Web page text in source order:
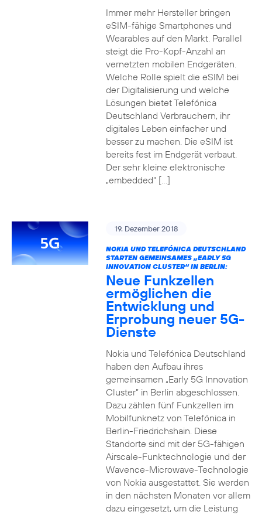
Immer mehr Hersteller bringen
eSIM-fähige Smartphones und
Wearables auf den Markt. Parallel
steigt die Pro-Kopf-Anzahl an
vernetzten mobilen Endgeräten.
Welche Rolle spielt die eSIM bei
der Digitalisierung und welche
Lösungen bietet Telefónica
Deutschland Verbrauchern, ihr
digitales Leben einfacher und
besser zu machen. Die eSIM ist
bereits fest im Endgerät verbaut.
Der sehr kleine elektronische
„embedded“ […]
19. Dezember 2018
NOKIA UND TELEFÓNICA DEUTSCHLAND
STARTEN GEMEINSAMES „EARLY 5G
INNOVATION CLUSTER“ IN BERLIN:
Neue Funkzellen
ermöglichen die
Entwicklung und
Erprobung neuer 5G-
Dienste
Nokia und Telefónica Deutschland
haben den Aufbau ihres
gemeinsamen „Early 5G Innovation
Cluster” in Berlin abgeschlossen.
Dazu zählen fünf Funkzellen im
Mobilfunknetz von Telefónica in
Berlin-Friedrichshain. Diese
Standorte sind mit der 5G-fähigen
Airscale-Funktechnologie und der
Wavence-Microwave-Technologie
von Nokia ausgestattet. Sie werden
in den nächsten Monaten vor allem
dazu eingesetzt, um die Leistung